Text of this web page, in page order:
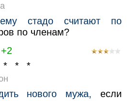
стадо считают по
по членам?
+2
* * *
нового мужа,
если